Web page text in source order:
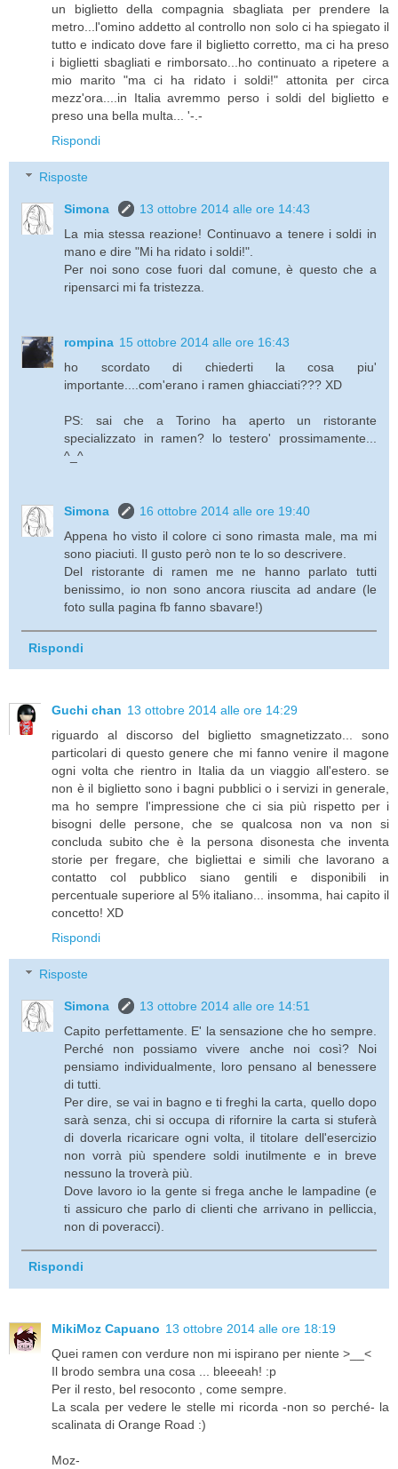
un biglietto della compagnia sbagliata per prendere la
metro...l'omino addetto al controllo non solo ci ha spiegato il
tutto e indicato dove fare il biglietto corretto, ma ci ha preso
i biglietti sbagliati e rimborsato...ho continuato a ripetere a
mio marito "ma ci ha ridato i soldi!" attonita per circa
mezz'ora....in Italia avremmo perso i soldi del biglietto e
preso una bella multa... '-.-
Rispondi
Risposte
Simona
13 ottobre 2014 alle ore 14:43
La mia stessa reazione! Continuavo a tenere i soldi in
mano e dire "Mi ha ridato i soldi!".
Per noi sono cose fuori dal comune, è questo che a
ripensarci mi fa tristezza.
rompina 15 ottobre 2014 alle ore 16:43
ho scordato di chiederti la cosa piu'
importante....com'erano i ramen ghiacciati??? XD
PS: sai che a Torino ha aperto un ristorante
specializzato in ramen? lo testero' prossimamente...
^_^
Simona
16 ottobre 2014 alle ore 19:40
Appena ho visto il colore ci sono rimasta male, ma mi
sono piaciuti. Il gusto però non te lo so descrivere.
Del ristorante di ramen me ne hanno parlato tutti
benissimo, io non sono ancora riuscita ad andare (le
foto sulla pagina fb fanno sbavare!)
Rispondi
Guchi chan 13 ottobre 2014 alle ore 14:29
riguardo al discorso del biglietto smagnetizzato... sono
particolari di questo genere che mi fanno venire il magone
ogni volta che rientro in Italia da un viaggio all'estero. se
non è il biglietto sono i bagni pubblici o i servizi in generale,
ma ho sempre l'impressione che ci sia più rispetto per i
bisogni delle persone, che se qualcosa non va non si
concluda subito che è la persona disonesta che inventa
storie per fregare, che bigliettai e simili che lavorano a
contatto col pubblico siano gentili e disponibili in
percentuale superiore al 5% italiano... insomma, hai capito il
concetto! XD
Rispondi
Risposte
Simona
13 ottobre 2014 alle ore 14:51
Capito perfettamente. E' la sensazione che ho sempre.
Perché non possiamo vivere anche noi così? Noi
pensiamo individualmente, loro pensano al benessere
di tutti.
Per dire, se vai in bagno e ti freghi la carta, quello dopo
sarà senza, chi si occupa di rifornire la carta si stuferà
di doverla ricaricare ogni volta, il titolare dell'esercizio
non vorrà più spendere soldi inutilmente e in breve
nessuno la troverà più.
Dove lavoro io la gente si frega anche le lampadine (e
ti assicuro che parlo di clienti che arrivano in pelliccia,
non di poveracci).
Rispondi
MikiMoz Capuano 13 ottobre 2014 alle ore 18:19
Quei ramen con verdure non mi ispirano per niente >__<
Il brodo sembra una cosa ... bleeeah! :p
Per il resto, bel resoconto , come sempre.
La scala per vedere le stelle mi ricorda -non so perché- la
scalinata di Orange Road :)
Moz-